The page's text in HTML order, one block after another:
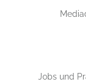
Jobs und